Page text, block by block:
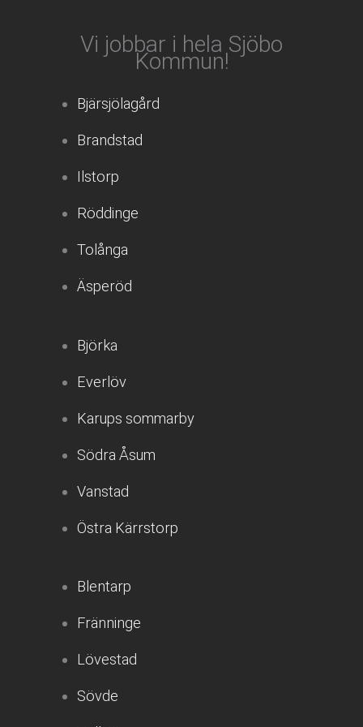
Vi jobbar i hela Sjöbo
Kommun!
Bjärsjölagård
Brandstad
Ilstorp
Röddinge
Tolånga
Äsperöd
Björka
Everlöv
Karups sommarby
Södra Åsum
Vanstad
Östra Kärrstorp
Blentarp
Fränninge
Lövestad
Sövde